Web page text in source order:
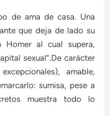
de ama de casa. Una
que deja de lado su
Homer al cual supera,
sexual”.De carácter
amable,
sumisa, pese a
muestra todo lo